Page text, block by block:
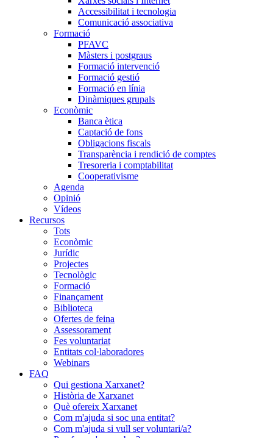
Accessibilitat i tecnologia
Comunicació associativa
Formació
PFAVC
Màsters i postgraus
Formació intervenció
Formació gestió
Formació en línia
Dinàmiques grupals
Econòmic
Banca ètica
Captació de fons
Obligacions fiscals
Transparència i rendició de comptes
Tresoreria i comptabilitat
Cooperativisme
Agenda
Opinió
Vídeos
Recursos
Tots
Econòmic
Jurídic
Projectes
Tecnològic
Formació
Finançament
Biblioteca
Ofertes de feina
Assessorament
Fes voluntariat
Entitats col·laboradores
Webinars
FAQ
Qui gestiona Xarxanet?
Història de Xarxanet
Què ofereix Xarxanet
Com m'ajuda si soc una entitat?
Com m'ajuda si vull ser voluntari/a?